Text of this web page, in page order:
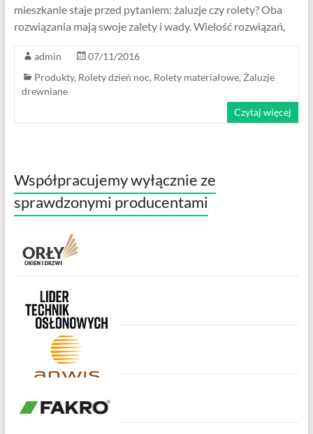
mieszkanie staje przed pytaniem: żaluzje czy rolety? Oba
rozwiązania mają swoje zalety i wady. Wielość rozwiązań,
admin
07/11/2016
Produkty, Rolety dzień noc, Rolety materiałowe, Żaluzje
drewniane
Czytaj więcej
Współpracujemy wyłącznie ze
sprawdzonymi producentami